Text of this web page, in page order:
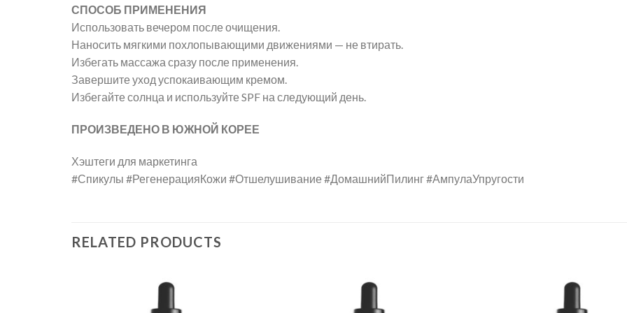
СПОСОБ ПРИМЕНЕНИЯ
Использовать вечером после очищения.
Наносить мягкими похлопывающими движениями — не втирать.
Избегать массажа сразу после применения.
Завершите уход успокаивающим кремом.
Избегайте солнца и используйте SPF на следующий день.
ПРОИЗВЕДЕНО В ЮЖНОЙ КОРЕЕ
Хэштеги для маркетинга
#Спикулы #РегенерацияКожи #Отшелушивание #ДомашнийПилинг #АмпулаУпругости
RELATED PRODUCTS